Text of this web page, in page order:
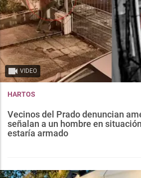
VIDEO
HARTOS
Vecinos del Prado denuncian
señalan a un hombre en
estaría armado